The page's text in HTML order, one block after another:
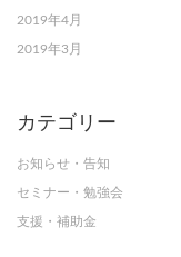
2019年4月
2019年3月
カテゴリー
お知らせ・告知
セミナー・勉強会
支援・補助金